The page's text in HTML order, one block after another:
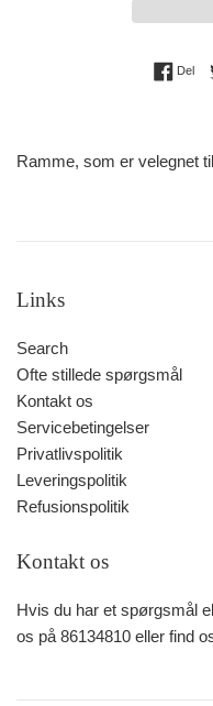
DelDel
Ramme, som er velegnet
Links
Search
Ofte stillede spørgsmål
Kontakt os
Servicebetingelser
Privatlivspolitik
Leveringspolitik
Refusionspolitik
Kontakt os
Hvis du har et spørgsmål
os på 86134810 eller find